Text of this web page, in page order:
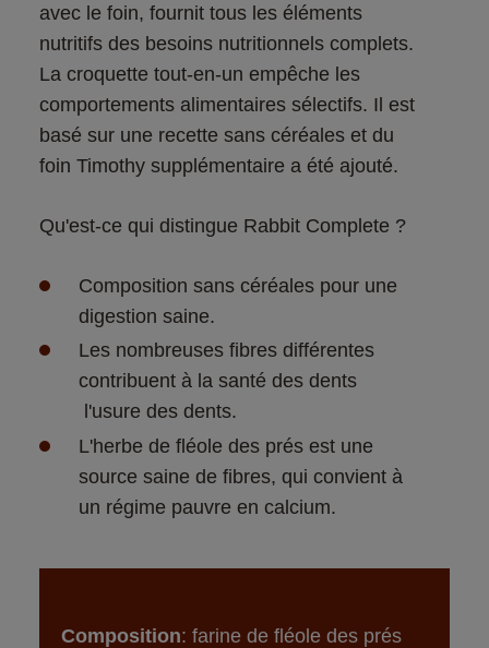
avec le foin, fournit tous les éléments
nutritifs des besoins nutritionnels complets.
La croquette tout-en-un empêche les
comportements alimentaires sélectifs. Il est
basé sur une recette sans céréales et du
foin Timothy supplémentaire a été ajouté.
Composition sans céréales pour une
Les nombreuses fibres différentes
contribuent à la santé des dents
L'herbe de fléole des prés est une
source saine de fibres, qui convient à
un régime pauvre en calcium.
Composition: farine de fléole des prés